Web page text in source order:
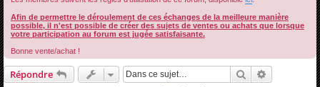
r
Afin de permettre le déroulement de ces échanges de la meilleure manière
possible, il n'est possible de créer des sujets de ventes ou achats que lorsque
votre participation au forum est jugée satisfaisante.
Bonne vente/achat !
Répondre RechercherRecherche